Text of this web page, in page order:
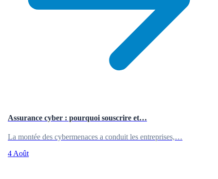
Assurance cyber : pourquoi souscrire et…
La montée des cybermenaces a conduit les entreprises,…
4 Août